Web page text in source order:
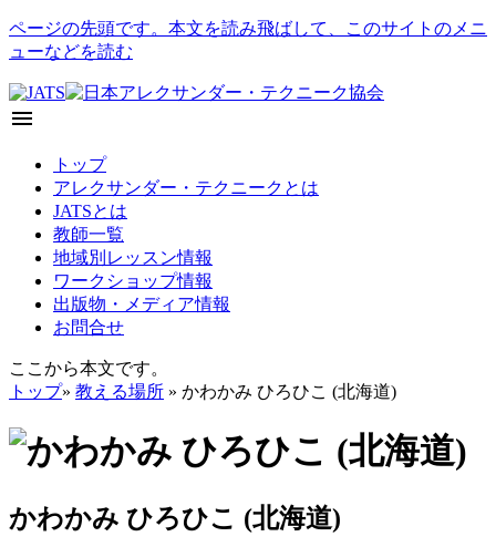
ページの先頭です。本文を読み飛ばして、このサイトのメニ
ューなどを読む
menu
トップ
アレクサンダー・テクニークとは
JATSとは
教師一覧
地域別レッスン情報
ワークショップ情報
出版物・メディア情報
お問合せ
ここから本文です。
トップ» 教える場所 » かわかみ ひろひこ (北海道)
かわかみ ひろひこ (北海道)